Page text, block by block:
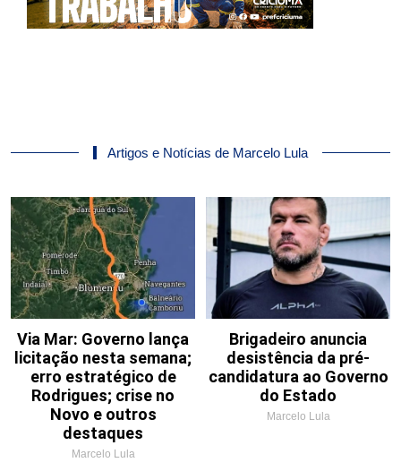
Artigos e Notícias de Marcelo Lula
Via Mar: Governo lança
licitação nesta semana;
erro estratégico de
Rodrigues; crise no
Novo e outros
destaques
Marcelo Lula
Brigadeiro anuncia
desistência da pré-
candidatura ao Governo
do Estado
Marcelo Lula